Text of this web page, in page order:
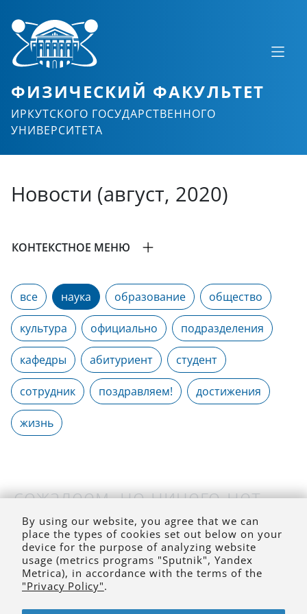
ФИЗИЧЕСКИЙ ФАКУЛЬТЕТ
ИРКУТСКОГО ГОСУДАРСТВЕННОГО
УНИВЕРСИТЕТА
Новости (август, 2020)
КОНТЕКСТНОЕ МЕНЮ
все наука образование общество
культура официально подразделения
кафедры абитуриент студент
сотрудник поздравляем! достижения
жизнь
сожалеем, но ничего нет
(на выбранное время)
By using our website, you agree that we can
place the types of cookies set out below on your
device for the purpose of analyzing website
usage (metrics programs "Sputnik", Yandex
Metrica), in accordance with the terms of the
"Privacy Policy".